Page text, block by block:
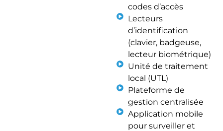
codes d’accès
Lecteurs
d’identification
(clavier, badgeuse,
lecteur biométrique)
Unité de traitement
local (UTL)
Plateforme de
gestion centralisée
Application mobile
pour surveiller et